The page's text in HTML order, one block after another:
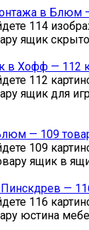
в Блюм
114
ящик
в Хофф — 112
112
ящик для
— 109
109
ящик в
—
116
юстина